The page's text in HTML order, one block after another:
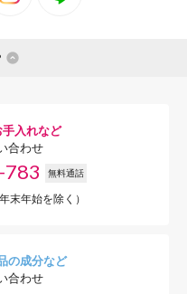
入れなど
合わせ
無料通話
末年始を除く）
の成分など
合わせ